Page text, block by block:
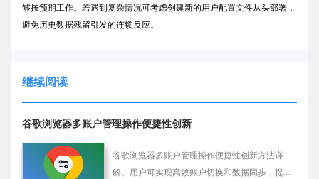
够按预期工作。若遇到复杂情况可考虑创建新的用户配置文件从头部署，
避免历史数据残留引发的连锁反应。
继续阅读
谷歌浏览器多账户管理操作便捷性创新
谷歌浏览器多账户管理操作便捷性创新方法详
解。用户可实现高效账户切换和数据同步，提高